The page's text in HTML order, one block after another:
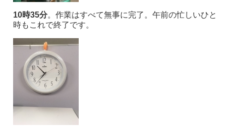
10時35分。作業はすべて無事に完了。午前の忙しいひと
時もこれで終了です。